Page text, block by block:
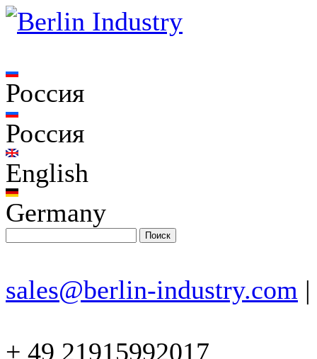
Россия
Россия
English
Germany
sales@berlin-industry.com |
+ 49 21915992017